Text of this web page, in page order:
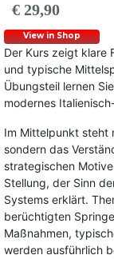
€ 29,90
View in Shop
Der Kurs zeigt klare
und typische
Übungsteil lernen
modernes
Im Mittelpunkt steht
sondern das
strategischen
Stellung, der Sinn
Systems erklärt.
berüchtigten
Maßnahmen,
werden ausführlich